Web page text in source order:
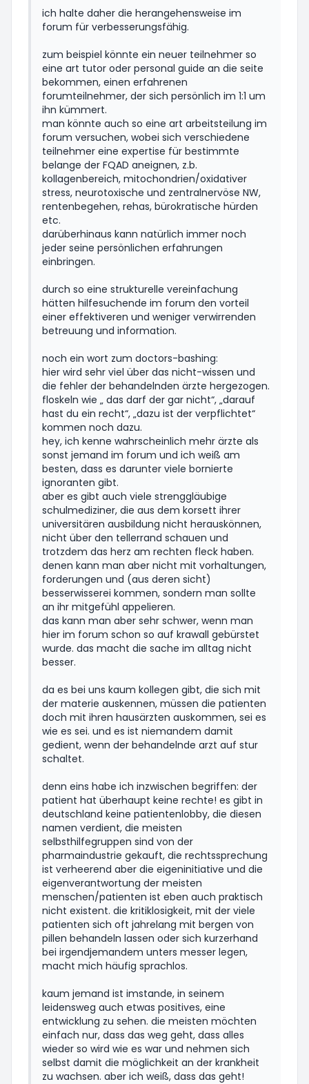
ich halte daher die herangehensweise im
forum für verbesserungsfähig.
zum beispiel könnte ein neuer teilnehmer so
eine art tutor oder personal guide an die seite
bekommen, einen erfahrenen
forumteilnehmer, der sich persönlich im 1:1 um
ihn kümmert.
man könnte auch so eine art arbeitsteilung im
forum versuchen, wobei sich verschiedene
teilnehmer eine expertise für bestimmte
belange der FQAD aneignen, z.b.
kollagenbereich, mitochondrien/oxidativer
stress, neurotoxische und zentralnervöse NW,
rentenbegehen, rehas, bürokratische hürden
etc.
darüberhinaus kann natürlich immer noch
jeder seine persönlichen erfahrungen
einbringen.
durch so eine strukturelle vereinfachung
hätten hilfesuchende im forum den vorteil
einer effektiveren und weniger verwirrenden
betreuung und information.
noch ein wort zum doctors-bashing:
hier wird sehr viel über das nicht-wissen und
die fehler der behandelnden ärzte hergezogen.
floskeln wie „ das darf der gar nicht“, „darauf
hast du ein recht“, „dazu ist der verpflichtet“
kommen noch dazu.
hey, ich kenne wahrscheinlich mehr ärzte als
sonst jemand im forum und ich weiß am
besten, dass es darunter viele bornierte
ignoranten gibt.
aber es gibt auch viele strenggläubige
schulmediziner, die aus dem korsett ihrer
universitären ausbildung nicht herauskönnen,
nicht über den tellerrand schauen und
trotzdem das herz am rechten fleck haben.
denen kann man aber nicht mit vorhaltungen,
forderungen und (aus deren sicht)
besserwisserei kommen, sondern man sollte
an ihr mitgefühl appelieren.
das kann man aber sehr schwer, wenn man
hier im forum schon so auf krawall gebürstet
wurde. das macht die sache im alltag nicht
besser.
da es bei uns kaum kollegen gibt, die sich mit
der materie auskennen, müssen die patienten
doch mit ihren hausärzten auskommen, sei es
wie es sei. und es ist niemandem damit
gedient, wenn der behandelnde arzt auf stur
schaltet.
denn eins habe ich inzwischen begriffen: der
patient hat überhaupt keine rechte! es gibt in
deutschland keine patientenlobby, die diesen
namen verdient, die meisten
selbsthilfegruppen sind von der
pharmaindustrie gekauft, die rechtssprechung
ist verheerend aber die eigeninitiative und die
eigenverantwortung der meisten
menschen/patienten ist eben auch praktisch
nicht existent. die kritiklosigkeit, mit der viele
patienten sich oft jahrelang mit bergen von
pillen behandeln lassen oder sich kurzerhand
bei irgendjemandem unters messer legen,
macht mich häufig sprachlos.
kaum jemand ist imstande, in seinem
leidensweg auch etwas positives, eine
entwicklung zu sehen. die meisten möchten
einfach nur, dass das weg geht, dass alles
wieder so wird wie es war und nehmen sich
selbst damit die möglichkeit an der krankheit
zu wachsen. aber ich weiß, dass das geht!